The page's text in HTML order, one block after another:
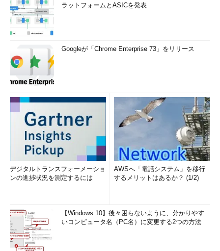
ラットフォームとASICを発表
Googleが「Chrome Enterprise 73」をリリース
デジタルトランスフォーメーショ
ンの進捗状況を測定するには
AWSへ「電話システム」を移行
するメリットはあるか？ (1/2)
【Windows 10】後々困らないように、分かりやす
いコンピュータ名（PC名）に変更する2つの方法